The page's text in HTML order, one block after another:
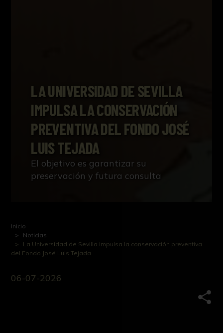
LA UNIVERSIDAD DE SEVILLA
IMPULSA LA CONSERVACIÓN
PREVENTIVA DEL FONDO JOSÉ
LUIS TEJADA
El objetivo es garantizar su
preservación y futura consulta
Inicio
Noticias
La Universidad de Sevilla impulsa la conservación preventiva
del Fondo José Luis Tejada
06-07-2026